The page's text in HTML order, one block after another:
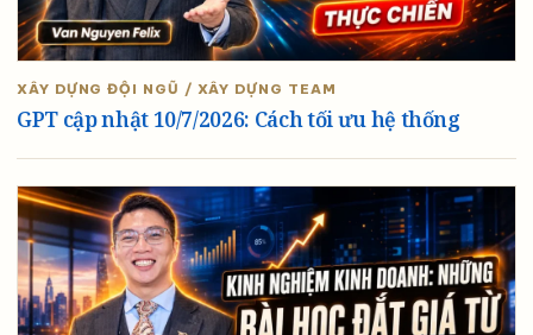
XÂY DỰNG ĐỘI NGŨ / XÂY DỰNG TEAM
GPT cập nhật 10/7/2026: Cách tối ưu hệ thống